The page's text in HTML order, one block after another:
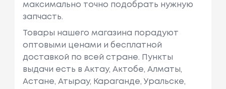
максимально точно подобрать нужную
запчасть.
Товары нашего магазина порадуют
оптовыми ценами и бесплатной
доставкой по всей стране. Пункты
выдачи есть в Актау, Актобе, Алматы,
Астане, Атырау, Караганде, Уральске,